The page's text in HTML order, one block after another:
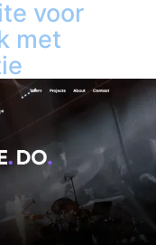
voor
met